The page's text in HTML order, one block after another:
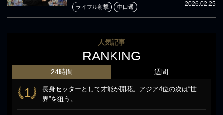
2026.02.25
ライフル射撃 中口遥
人気記事
RANKING
24時間
1
長身セッターとして才能が開花。アジア4位の次は“世
界”を狙う。
週間